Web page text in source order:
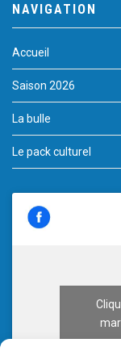
NAVIGATION
Accueil
Saison 2026
La bulle
Le pack culturel